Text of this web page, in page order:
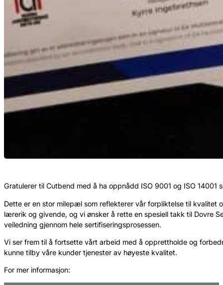
Gratulerer til Cutbend med å ha oppnådd ISO 9001 og ISO
Dette er en stor milepæl som reflekterer vår forpliktelse til kvalitet
lærerik og givende, og vi ønsker å rette en spesiell takk til Dovre
veiledning gjennom hele sertifiseringsprosessen.
Vi ser frem til å fortsette vårt arbeid med å opprettholde og
kunne tilby våre kunder tjenester av høyeste kvalitet.
For mer informasjon: